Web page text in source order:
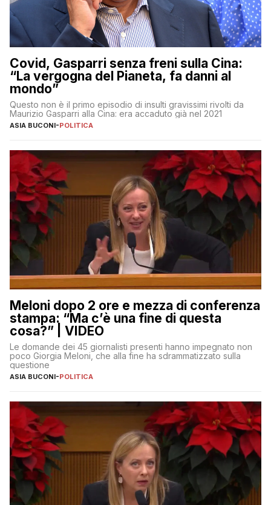
Covid, Gasparri senza freni sulla Cina:
“La vergogna del Pianeta, fa danni al
mondo”
Questo non è il primo episodio di insulti gravissimi rivolti da
Maurizio Gasparri alla Cina: era accaduto già nel 2021
ASIA BUCONI-POLITICA
Meloni dopo 2 ore e mezza di conferenza
stampa: “Ma c’è una fine di questa
cosa?” | VIDEO
Le domande dei 45 giornalisti presenti hanno impegnato non
poco Giorgia Meloni, che alla fine ha sdrammatizzato sulla
questione
ASIA BUCONI-POLITICA